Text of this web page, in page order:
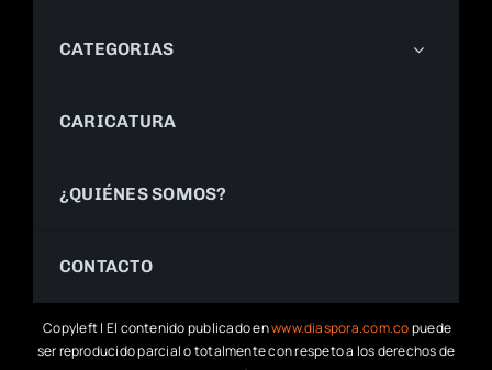
CATEGORIAS
CARICATURA
¿QUIÉNES SOMOS?
CONTACTO
Copyleft | El contenido publicado enwww.diaspora.com.copuede
ser reproducido parcial o totalmente con respeto a los derechos de